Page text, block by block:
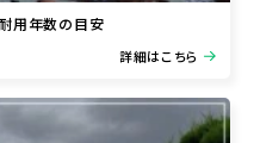
用年数の目安
詳細はこちら